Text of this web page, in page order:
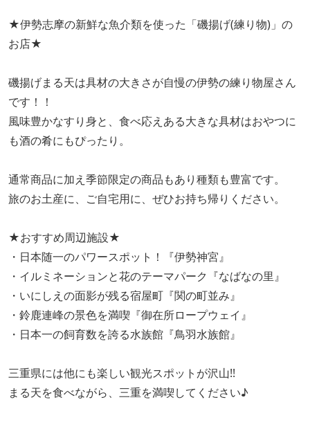
★伊勢志摩の新鮮な魚介類を使った「磯揚げ(練り物)」の
お店★
磯揚げまる天は具材の大きさが自慢の伊勢の練り物屋さん
です！！
風味豊かなすり身と、食べ応えある大きな具材はおやつに
も酒の肴にもぴったり。
通常商品に加え季節限定の商品もあり種類も豊富です。
旅のお土産に、ご自宅用に、ぜひお持ち帰りください。
★おすすめ周辺施設★
・日本随一のパワースポット！『伊勢神宮』
・イルミネーションと花のテーマパーク『なばなの里』
・いにしえの面影が残る宿屋町『関の町並み』
・鈴鹿連峰の景色を満喫『御在所ロープウェイ』
・日本一の飼育数を誇る水族館『鳥羽水族館』
三重県には他にも楽しい観光スポットが沢山!!
まる天を食べながら、三重を満喫してください♪